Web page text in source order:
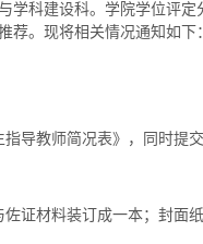
学科建设科。学院学位评
荐。现将相关情况通知如下：
导教师简况表》，同时提
证材料装订成一本；封面